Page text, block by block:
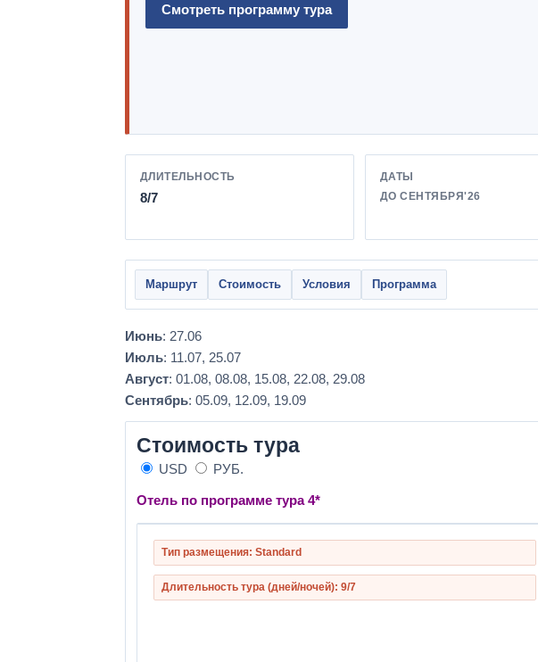
Смотреть программу тура
ДЛИТЕЛЬНОСТЬ
8/7
ДАТЫ
ДО СЕНТЯБРЯ'26
Маршрут Стоимость Условия Программа
Июнь: 27.06
Июль: 11.07, 25.07
Август: 01.08, 08.08, 15.08, 22.08, 29.08
Сентябрь: 05.09, 12.09, 19.09
Стоимость тура
USD РУБ.
Отель по программе тура 4*
Тип размещения: Standard
Длительность тура (дней/ночей): 9/7